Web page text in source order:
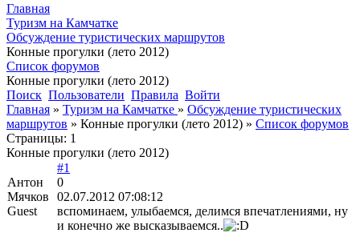
Главная
Туризм на Камчатке
Обсуждение туристических маршрутов
Конные прогулки (лето 2012)
Список форумов
Конные прогулки (лето 2012)
Поиск Пользователи Правила Войти
Главная » Туризм на Камчатке » Обсуждение туристических
маршрутов » Конные прогулки (лето 2012) » Список форумов
Страницы: 1
Конные прогулки (лето 2012)
Антон
Мячков
Guest
#1
0
02.07.2012 07:08:12
вспоминаем, улыбаемся, делимся впечатлениями, ну
и конечно же высказываемся..